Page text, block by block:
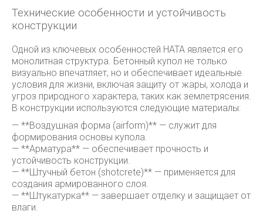
Технические особенности и устойчивость
конструкции
Одной из ключевых особенностей HATA является его
монолитная структура. Бетонный купол не только
визуально впечатляет, но и обеспечивает идеальные
условия для жизни, включая защиту от жары, холода и
угроз природного характера, таких как землетрясения.
В конструкции используются следующие материалы:
— **Воздушная форма (airform)** — служит для
формирования основы купола.
— **Арматура** — обеспечивает прочность и
устойчивость конструкции.
— **Штучный бетон (shotcrete)** — применяется для
создания армированного слоя.
— **Штукатурка** — завершает отделку и защищает от
влаги.